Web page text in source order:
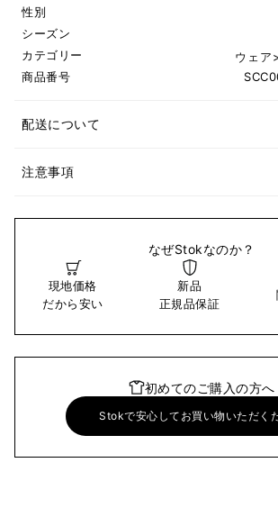
性別
シーズン
カテゴリー
ウェア
商品番号
配送について
注意事項
なぜStokなのか？
現地価格
だから安い
新品
正規品保証
初めてのご購入の方へ
Stokで安心してお買い物いただく